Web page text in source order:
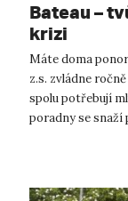
Bateau –
krizi
Máte doma
z.s. zvládne
spolu potřebují
poradny se snaží